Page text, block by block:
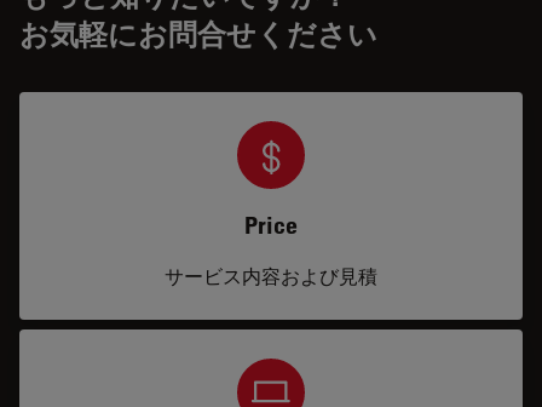
お気軽にお問合せください
Price
サービス内容および見積